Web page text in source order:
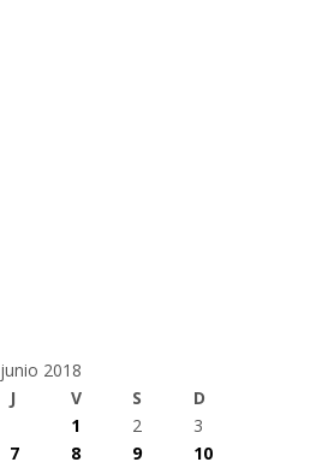
junio 2018
J V S
D
1
2
3
7 8 9
10